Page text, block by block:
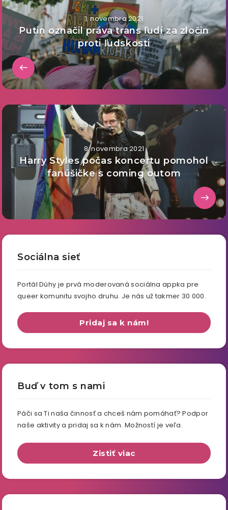
1. novembra 2021
Putin označil práva trans ľudí za zločin
proti ľudskosti
8. novembra 2021
Harry Styles počas koncertu pomohol
fanúšičke s coming outom
Sociálna sieť
Portál Dúhy je prvá moderovaná sociálna appka pre
queer komunitu svojho druhu. Je nás už takmer 30 000.
Pridaj sa k nám!
Buď v tom s nami
Páči sa Ti naša činnosť a chceš nám pomáhať? Podpor
naše aktivity a pridaj sa k nám. Možností je veľa.
Zistiť viac